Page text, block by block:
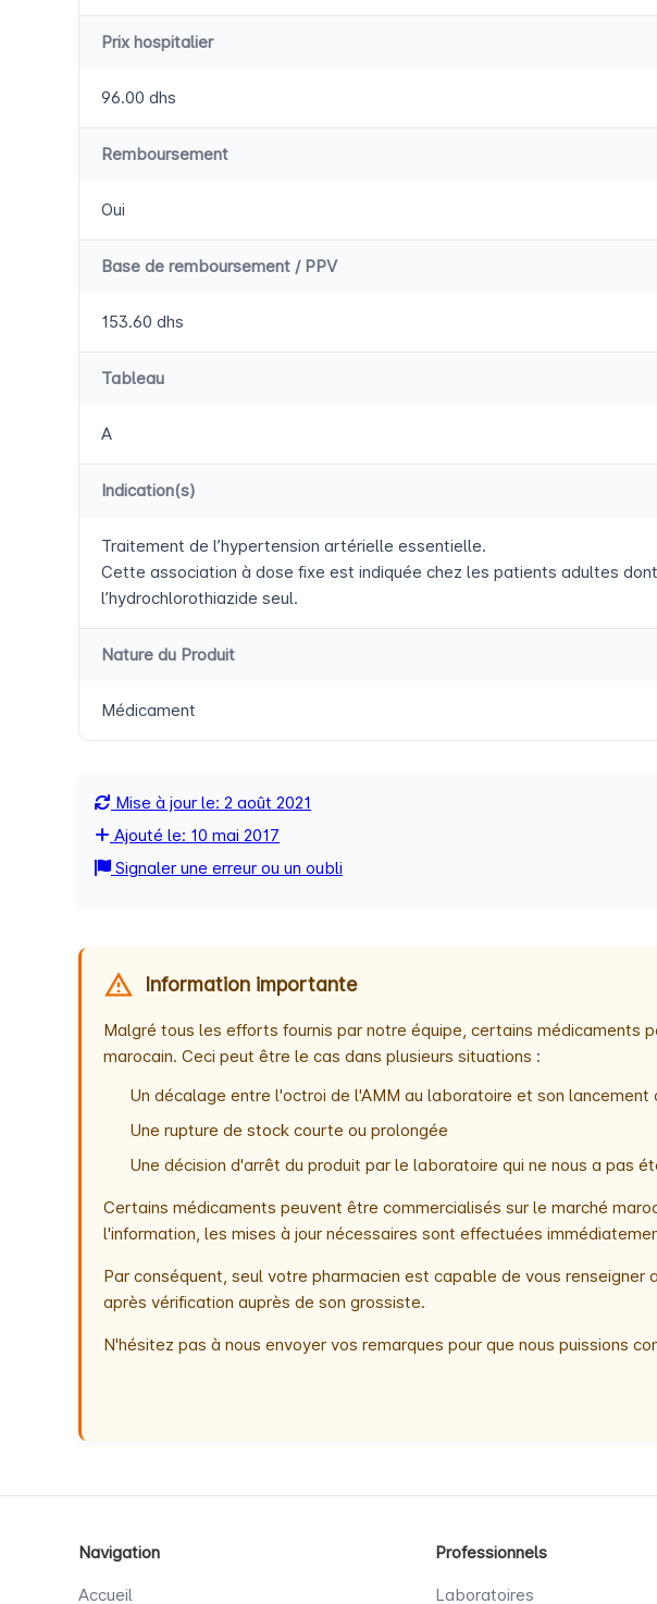
Prix hospitalier
96.00 dhs
Remboursement
Oui
Base de remboursement / PPV
153.60 dhs
Tableau
A
Indication(s)
Traitement de l’hypertension artérielle essentielle.
Cette association à dose fixe est indiquée chez les patients adultes
l’hydrochlorothiazide seul.
Nature du Produit
Médicament
Mise à jour le: 2 août 2021
Ajouté le: 10 mai 2017
Signaler une erreur ou un oubli
Information importante
Malgré tous les efforts fournis par notre équipe, certains médicaments
marocain. Ceci peut être le cas dans plusieurs situations :
Un décalage entre l'octroi de l'AMM au laboratoire et son
Une rupture de stock courte ou prolongée
Une décision d'arrêt du produit par le laboratoire qui ne nous a pas
Certains médicaments peuvent être commercialisés sur le marché
l'information, les mises à jour nécessaires sont effectuées
Par conséquent, seul votre pharmacien est capable de vous
après vérification auprès de son grossiste.
N'hésitez pas à nous envoyer vos remarques pour que nous puissions
Navigation
Accueil
Professionnels
Laboratoires